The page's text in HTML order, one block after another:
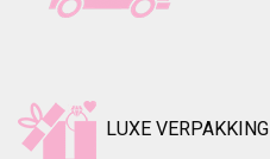
LUXE VERPAKKING